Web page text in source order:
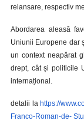
relansare, respectiv
Abordarea aleasă
Uniunii Europene dar
un context neapărat
drept, cât și politicile
internațional.
detalii la https://
Franco-Roman-de-